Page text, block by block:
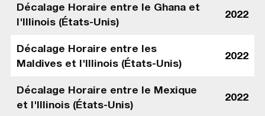
Décalage Horaire entre le Ghana et
l'Illinois (États-Unis)
2022
Décalage Horaire entre les
Maldives et l'Illinois (États-Unis)
2022
Décalage Horaire entre le Mexique
et l'Illinois (États-Unis)
2022